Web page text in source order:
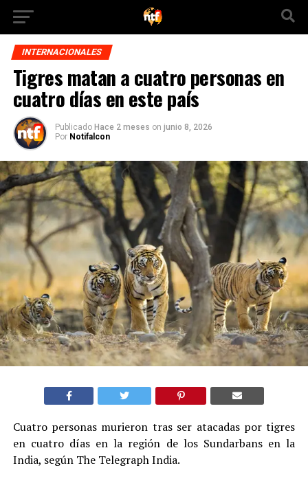
INTERNACIONALES
Tigres matan a cuatro personas en
cuatro días en este país
Publicado Hace 2 meses on junio 8, 2026
Por Notifalcon
Cuatro personas murieron tras ser atacadas por tigres
en cuatro días en la región de los Sundarbans en la
India, según The Telegraph India.